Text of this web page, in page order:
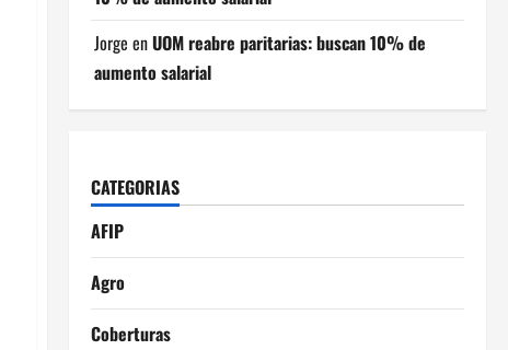
Jorge enUOM reabre paritarias: buscan 10% de
aumento salarial
CATEGORIAS
AFIP
Agro
Coberturas